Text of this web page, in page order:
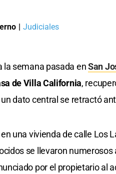
| Judiciales
la semana pasada enSan
de Villa California,
dato central se retractó
una vivienda de calle Los
se llevaron
por el propietario al